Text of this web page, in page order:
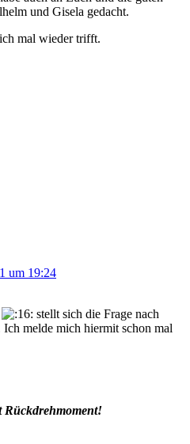
und Gisela gedacht.
mal wieder trifft.
um 19:24
stellt sich die Frage nach
melde mich hiermit schon mal
Rückdrehmoment!